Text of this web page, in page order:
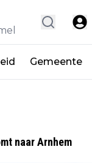
Gemeente
naar Arnhem